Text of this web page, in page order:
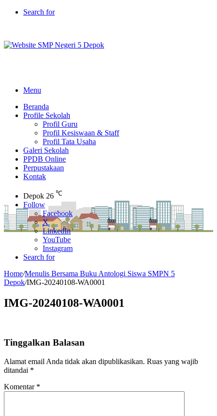
Search for
Menu
Beranda
Profile Sekolah
Profil Guru
Profil Kesiswaan & Staff
Profil Tata Usaha
Galeri Sekolah
PPDB Online
Perpustakaan
Kontak
Depok 26 ℃
Follow
Facebook
X
LinkedIn
YouTube
Instagram
Search for
Home/Menulis Bersama Buku Antologi Siswa SMPN 5
Depok/IMG-20240108-WA0001
IMG-20240108-WA0001
Tinggalkan Balasan
Alamat email Anda tidak akan dipublikasikan. Ruas yang wajib
ditandai *
Komentar *